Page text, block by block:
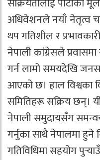
अधिवेशनले नयाँ नेतृत्व
थप गतिशील र
नेपाली कांग्रेसले
गर्न लामो समयदेखि
आएको छ। हाल विश्वका
समितिहरू सक्रिय छन्।
नेपाली समुदायसँग समन्वय
गर्नुका साथै नेपालमा हुने
गतिविधिमा सहयोग